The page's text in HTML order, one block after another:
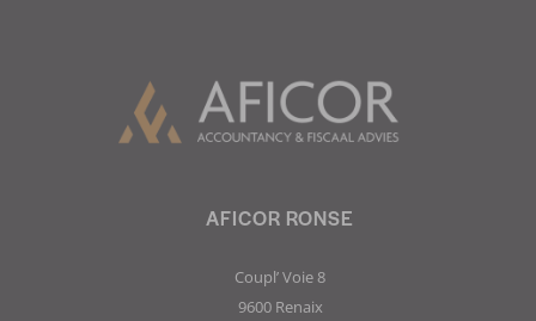
AFICOR RONSE
Coupl’ Voie 8
9600 Renaix